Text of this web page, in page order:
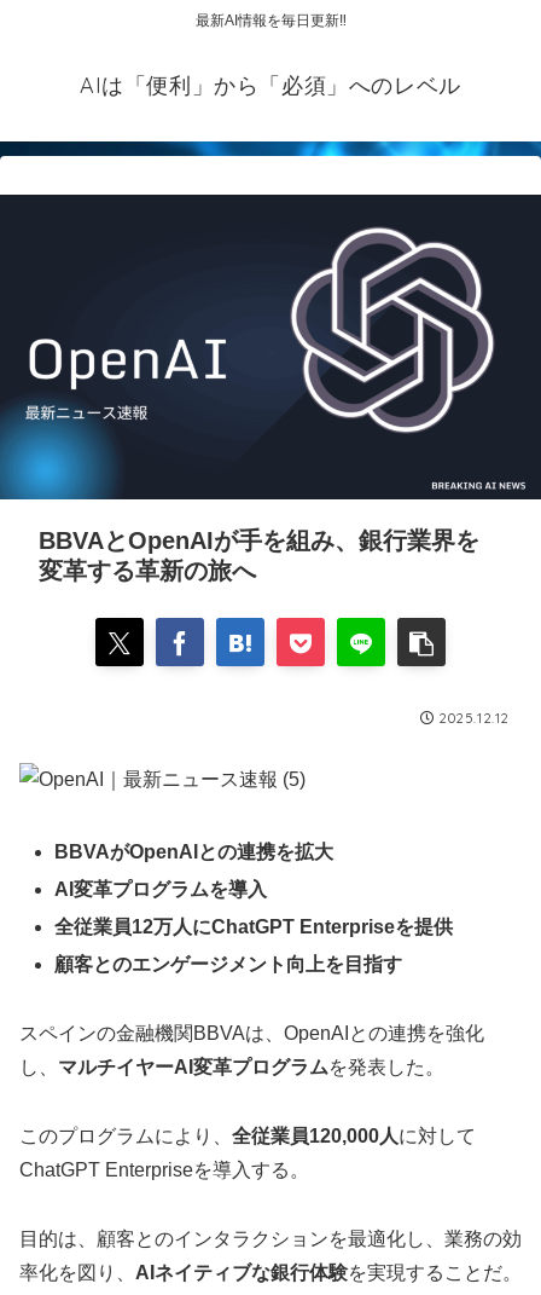
最新AI情報を毎日更新‼
AIは「便利」から「必須」へのレベル
BBVAとOpenAIが手を組み、銀行業界を
変革する革新の旅へ
2025.12.12
BBVAがOpenAIとの連携を拡大
AI変革プログラムを導入
全従業員12万人にChatGPT Enterpriseを提供
顧客とのエンゲージメント向上を目指す
スペインの金融機関BBVAは、OpenAIとの連携を強化
し、 マルチイヤーAI変革プログラムを発表した。
このプログラムにより、 全従業員120,000人に対して
ChatGPT Enterpriseを導入する。
目的は、顧客とのインタラクションを最適化し、業務の効
率化を図り、 AIネイティブな銀行体験を実現することだ。